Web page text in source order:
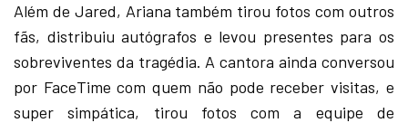
Além de Jared, Ariana também tirou fotos com outros
fãs, distribuiu autógrafos e levou presentes para os
sobreviventes da tragédia. A cantora ainda conversou
por FaceTime com quem não pode receber visitas, e
super simpática, tirou fotos com a equipe de